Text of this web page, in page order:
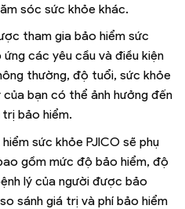
sóc sức khỏe khác.
tham gia bảo hiểm sức
các yêu cầu và điều kiện
thường, độ tuổi, sức khỏe
bạn có thể ảnh hưởng đến
bảo hiểm.
sức khỏe PJICO sẽ phụ
gồm mức độ bảo hiểm, độ
lý của người được bảo
sánh giá trị và phí bảo hiểm